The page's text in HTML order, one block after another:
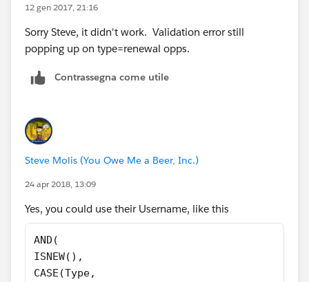
12 gen 2017, 21:16
Sorry Steve, it didn't work. Validation error still
popping up on type=renewal opps.
Contrassegna come utile
Steve Molis (You Owe Me a Beer, Inc.)
24 apr 2018, 13:09
Yes, you could use their Username, like this
AND(
ISNEW(),
CASE(Type,